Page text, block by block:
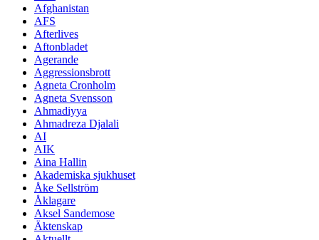
Afghanistan
AFS
Afterlives
Aftonbladet
Agerande
Aggressionsbrott
Agneta Cronholm
Agneta Svensson
Ahmadiyya
Ahmadreza Djalali
AI
AIK
Aina Hallin
Akademiska sjukhuset
Åke Sellström
Åklagare
Aksel Sandemose
Äktenskap